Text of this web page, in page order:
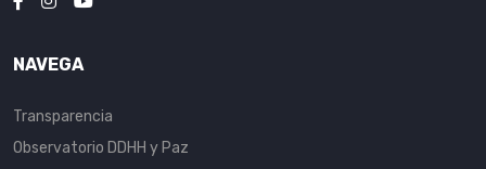
NAVEGA
Transparencia
Observatorio DDHH y Paz